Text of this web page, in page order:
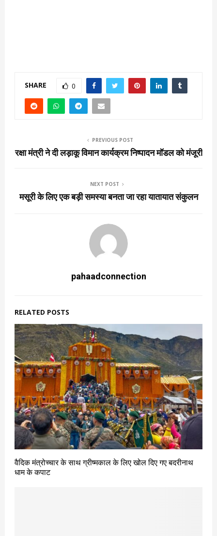
SHARE 0
PREVIOUS POST
रक्षा मंत्री ने दी लड़ाकू विमान कार्यक्रम निष्पादन मॉडल को मंजूरी
NEXT POST
मसूरी के लिए एक बड़ी समस्या बनता जा रहा यातायात संकुलन
pahaadconnection
RELATED POSTS
वैदिक मंत्रोच्चार के साथ ग्रीष्मकाल के लिए खोल दिए गए बदरीनाथ
धाम के कपाट